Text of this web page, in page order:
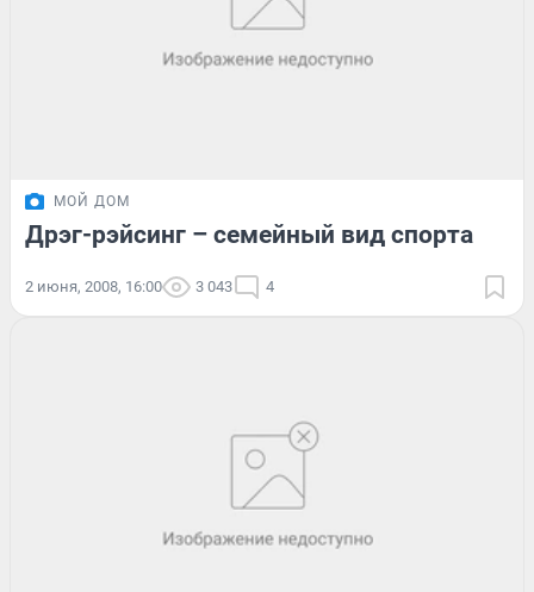
МОЙ ДОМ
Дрэг-рэйсинг – семейный вид спорта
2 июня, 2008, 16:00 3 043 4